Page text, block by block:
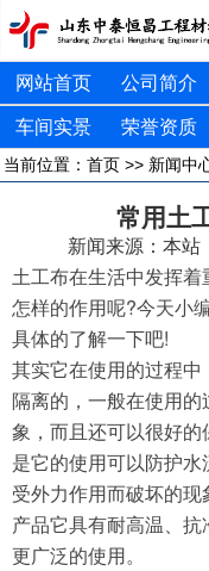
网站首页 公司简介
车间实景 荣誉资质
当前位置： 首页 >> 新闻中
常用土
新闻来源：本
土工布在生活中发挥
怎样的作用呢?今天小
具体的了解一下吧!
其实它在使用的过程
隔离的，一般在使用
象，而且还可以很好
是它的使用可以防护
受外力作用而破坏的
产品它具有耐高温、
更广泛的使用。